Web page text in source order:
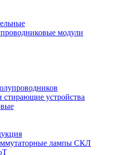
модули
устройства
лампы СКЛ